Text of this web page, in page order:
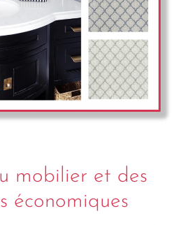
mobilier et des
économiques